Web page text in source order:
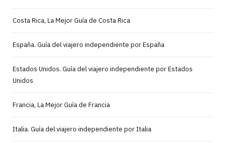
Costa Rica, La Mejor Guía de Costa Rica
España. Guía del viajero independiente por España
Estados Unidos. Guía del viajero independiente por Estados
Unidos
Francia, La Mejor Guía de Francia
Italia. Guía del viajero independiente por Italia